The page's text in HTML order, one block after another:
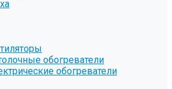
обогреватели
обогреватели